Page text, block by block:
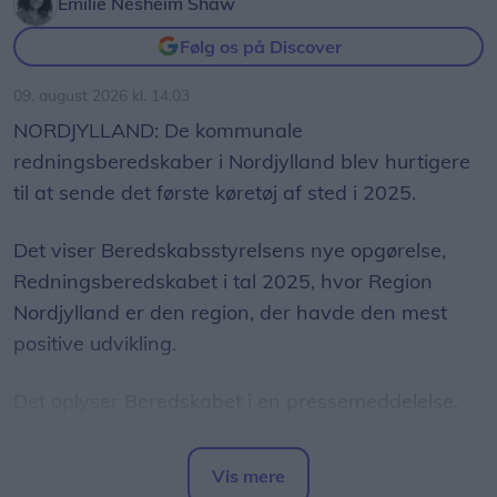
måneden, men dagene bliver sjældent planlagt
længe i forvejen.
- Fiskerne kan blive kaldt ud med kort varsel, eller
der er godt fiskeri, og så sejler de. Derfor skal jeg
være fleksibel. Nogle kommer direkte ind fra kajen
i arbejdstøj, når de er inde at losse, og så laver vi
Undersøgelserne er lovpligtige for alle, der
arbejder til søs. Når helbredet er i orden, udstedes
et søfartsmedicinsk certifikat, som normalt gælder
I mange år arbejdede Eva Folkersen som
Følg os på Discover
09. august 2026 kl. 14.03
NORDJYLLAND: De kommunale
redningsberedskaber i Nordjylland blev hurtigere
til at sende det første køretøj af sted i 2025.
Det viser Beredskabsstyrelsens nye opgørelse,
Redningsberedskabet i tal 2025, hvor Region
Nordjylland er den region, der havde den mest
positive udvikling.
Den gennemsnitlige afgangstid faldt fra 3
minutter og 36 sekunder i 2024 til 3 minutter og
Vis mere